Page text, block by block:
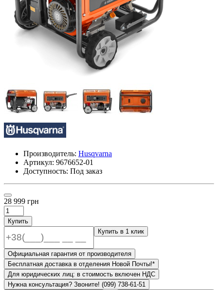
Производитель: Husqvarna
Артикул: 9676652-01
Доступность: Под заказ
28 999 грн
Купить
Купить в 1 клик
Официальная гарантия от производителя
Бесплатная доставка в отделения Новой Почты!*
Для юридических лиц: в стоимость включен НДС
Нужна консультация? Звоните! (099) 738-61-51